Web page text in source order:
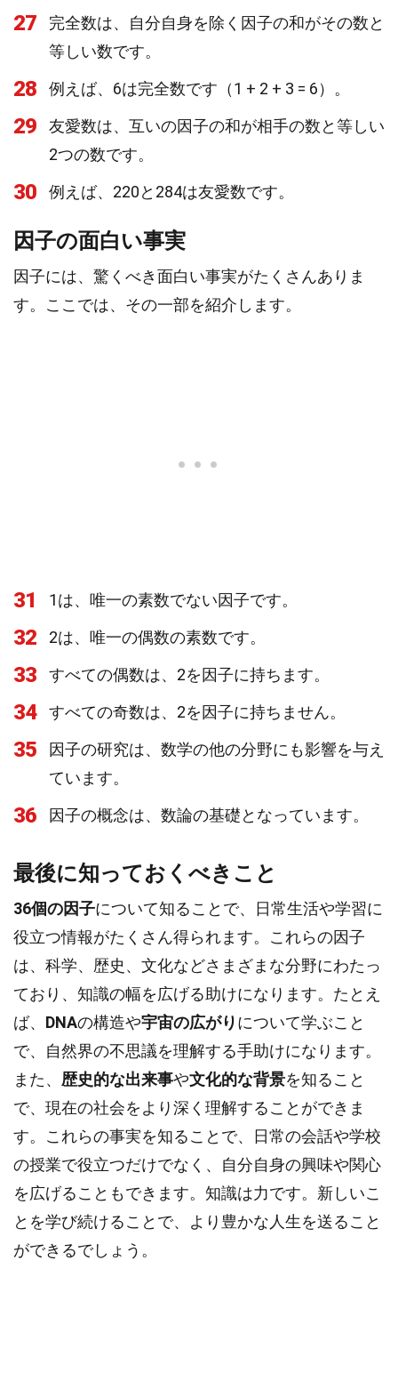
27
完全数は、自分自身を除く因子の和がその数と
等しい数です。
28 例えば、6は完全数です（1 + 2 + 3 = 6）。
29
友愛数は、互いの因子の和が相手の数と等しい
2つの数です。
30 例えば、220と284は友愛数です。
因子の面白い事実
因子には、驚くべき面白い事実がたくさんありま
す。ここでは、その一部を紹介します。
31 1は、唯一の素数でない因子です。
32 2は、唯一の偶数の素数です。
33 すべての偶数は、2を因子に持ちます。
34 すべての奇数は、2を因子に持ちません。
35
因子の研究は、数学の他の分野にも影響を与え
ています。
36 因子の概念は、数論の基礎となっています。
最後に知っておくべきこと
36個の因子について知ることで、日常生活や学習に
役立つ情報がたくさん得られます。これらの因子
は、科学、歴史、文化などさまざまな分野にわたっ
ており、知識の幅を広げる助けになります。たとえ
ば、 DNAの構造や宇宙の広がりについて学ぶこと
で、自然界の不思議を理解する手助けになります。
また、 歴史的な出来事や文化的な背景を知ること
で、現在の社会をより深く理解することができま
す。これらの事実を知ることで、日常の会話や学校
の授業で役立つだけでなく、自分自身の興味や関心
を広げることもできます。知識は力です。新しいこ
とを学び続けることで、より豊かな人生を送ること
ができるでしょう。